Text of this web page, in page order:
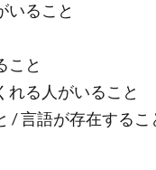
いること
こと
れる人がいること
/ 言語が存在するこ